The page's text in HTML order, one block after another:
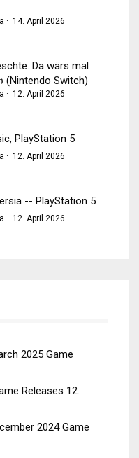
· 14. April 2026
Da wärs mal
(Nintendo Switch)
· 12. April 2026
PlayStation 5
· 12. April 2026
-- PlayStation 5
· 12. April 2026
2025 Game
Releases 12.
2024 Game